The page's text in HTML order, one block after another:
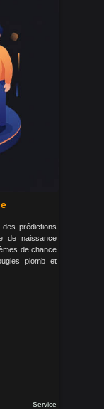
prédictions
de naissance
de chance
plomb et
Service